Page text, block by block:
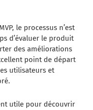
le processus n’est
d’évaluer le produit
des améliorations
point de départ
utilisateurs et
utile pour découvrir